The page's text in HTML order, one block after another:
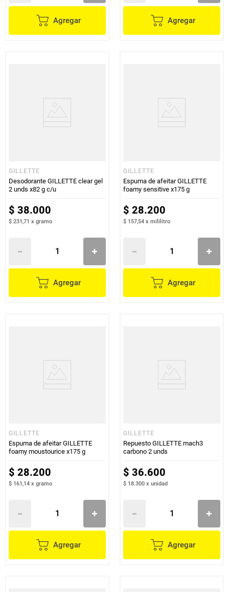
Agregar Agregar
GILLETTE
Desodorante GILLETTE clear gel
2 unds x82 g c/u
$ 38.000
$ 231,71 x gramo
Agregar
GILLETTE
Espuma de afeitar GILLETTE
foamy sensitive x175 g
$ 28.200
$ 157,54 x mililitro
Agregar
GILLETTE
Espuma de afeitar GILLETTE
foamy moustourice x175 g
$ 28.200
$ 161,14 x gramo
Agregar
GILLETTE
Repuesto GILLETTE mach3
carbono 2 unds
$ 36.600
$ 18.300 x unidad
Agregar